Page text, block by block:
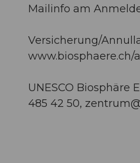
Mailinfo am
Versicherung/
www.biosphaere.ch/
UNESCO Biosphäre
485 42 50,